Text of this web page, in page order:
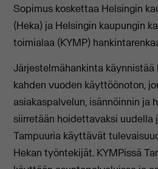
Sopimus koskettaa Helsingin
(Heka) ja Helsingin kaupungin
toimialaa (KYMP)
Järjestelmähankinta käynnistää
kahden vuoden käyttöönoton,
asiakaspalvelun, isännöinnin ja
siirretään hoidettavaksi uudella
Tampuuria käyttävät
Hekan työntekijät. KYMPissä